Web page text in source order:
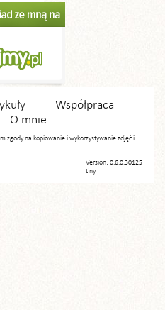
Współpraca
O mnie
zgody na kopiowanie i wykorzystywanie zdjęć i
Version: 0.6.0.30125
tiny